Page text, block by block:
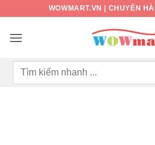
nội
WOWMART.VN | CHUYÊN
Tìm